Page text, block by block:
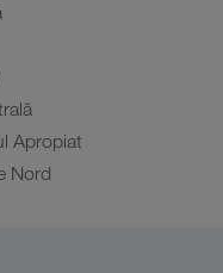
Apropiat
Nord